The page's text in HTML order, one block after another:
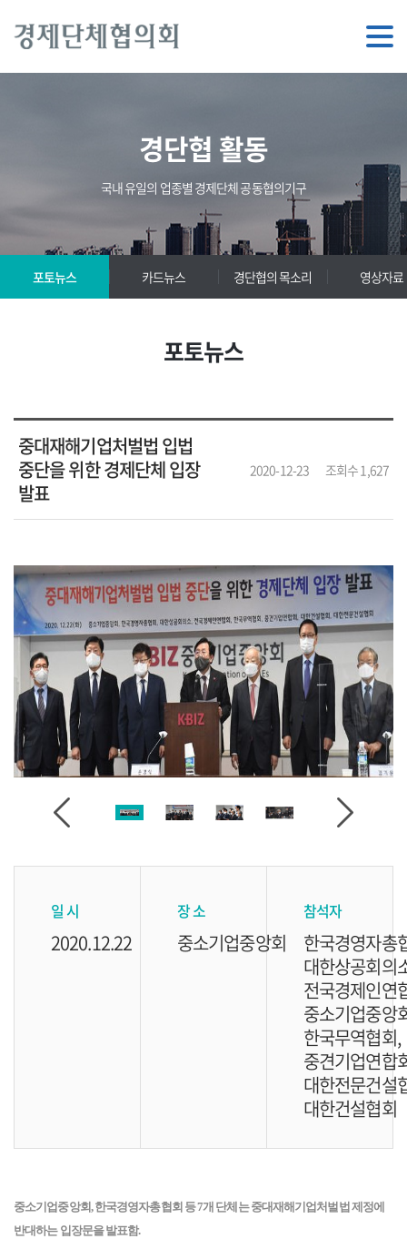
경단협 활동
국내 유일의 업종별 경제단체 공동협의기구
포토뉴스 카드뉴스 경단협의 목소리 영상자료
포토뉴스
중대재해기업처벌법 입법
중단을 위한 경제단체 입장
발표
2020-12-23 조회수 1,627
일 시
2020.12.22
장 소
중소기업중앙회
참석자
한국경영자총
대한상공회의
전국경제인연
중소기업중앙
한국무역협회,
중견기업연합
대한전문건설
대한건설협회
중소기업중앙회, 한국경영자총협회 등 7개 단체는 중대재해기업처벌법 제정에
반대하는 입장문을 발표함.